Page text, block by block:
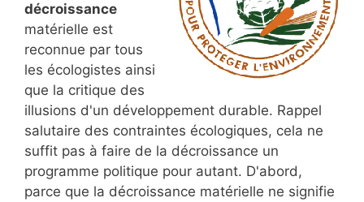
décroissance
matérielle est
reconnue par tous
les écologistes ainsi
que la critique des
illusions d'un développement durable. Rappel
salutaire des contraintes écologiques, cela ne
suffit pas à faire de la décroissance un
programme politique pour autant. D'abord,
parce que la décroissance matérielle ne signifie